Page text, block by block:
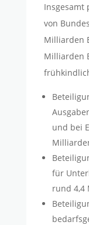
Insgesamt
von
Milliarden
Milliarden
und bei
für
rund 4,4